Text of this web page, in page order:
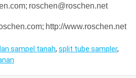
roschen@roschen.net
http://www.roschen.net
sampel tanah, split tube sampler,